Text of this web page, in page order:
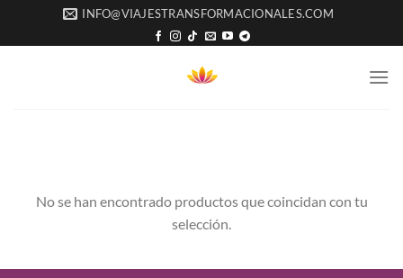
INFO@VIAJESTRANSFORMACIONALES.COM
No se han encontrado productos que coincidan con tu
selección.